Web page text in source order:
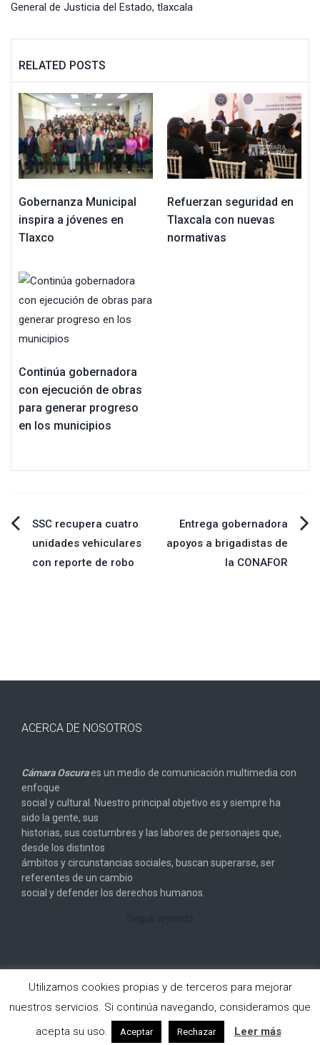
General de Justicia del Estado, tlaxcala
RELATED POSTS
Gobernanza Municipal
inspira a jóvenes en
Tlaxco
Refuerzan seguridad en
Tlaxcala con nuevas
normativas
Continúa gobernadora
con ejecución de obras
para generar progreso
en los municipios
Navegación
de
SSC recupera cuatro
unidades vehiculares
con reporte de robo
Entrega gobernadora
apoyos a brigadistas de
la CONAFOR
ACERCA DE NOSOTROS
Cámara Oscuraes un medio de comunicación multimedia con
enfoque
social y cultural. Nuestro principal objetivo es y siempre ha
sido la gente, sus
historias, sus costumbres y las labores de personajes que,
desde los distintos
ámbitos y circunstancias sociales, buscan superarse, ser
referentes de un cambio
social y defender los derechos humanos.
Copyright © 2026Cámara Oscura. All rights reserved.
Designed by
FameThemes
Utilizamos cookies propias y de terceros para mejorar
nuestros servicios. Si continúa navegando, consideramos que
acepta su uso.
Aceptar Rechazar Leer más